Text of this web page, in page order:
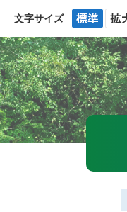
文字サイズ